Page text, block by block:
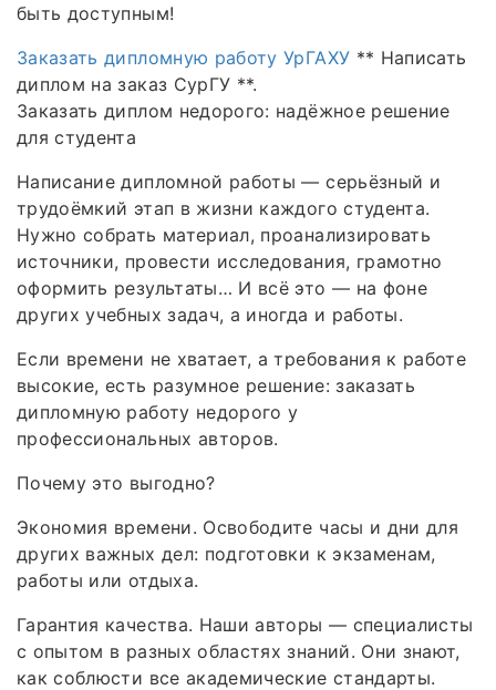
быть доступным!
Заказать дипломную работу УрГАХУ ** Написать
диплом на заказ СурГУ **.
Заказать диплом недорого: надёжное решение
для студента
Написание дипломной работы — серьёзный и
трудоёмкий этап в жизни каждого студента.
Нужно собрать материал, проанализировать
источники, провести исследования, грамотно
оформить результаты… И всё это — на фоне
других учебных задач, а иногда и работы.
Если времени не хватает, а требования к работе
высокие, есть разумное решение: заказать
дипломную работу недорого у
профессиональных авторов.
Почему это выгодно?
Экономия времени. Освободите часы и дни для
других важных дел: подготовки к экзаменам,
работы или отдыха.
Гарантия качества. Наши авторы — специалисты
с опытом в разных областях знаний. Они знают,
как соблюсти все академические стандарты.